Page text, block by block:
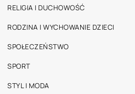
RELIGIA I DUCHOWOŚĆ
RODZINA I WYCHOWANIE DZIECI
SPOŁECZEŃSTWO
SPORT
STYL I MODA